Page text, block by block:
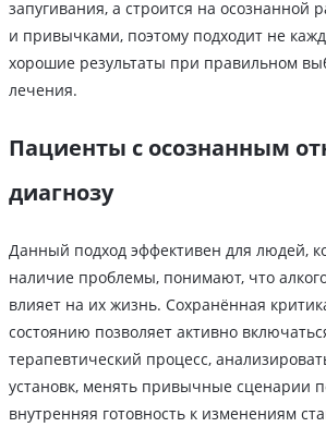
запугивания, а строится на осознанной
и привычками, поэтому подходит не
хорошие результаты при правильном
лечения.
Пациенты с осознанным
диагнозу
Данный подход эффективен для людей,
наличие проблемы, понимают, что
влияет на их жизнь. Сохранённая
состоянию позволяет активно
терапевтический процесс,
установк, менять привычные сценарии
внутренняя готовность к изменениям